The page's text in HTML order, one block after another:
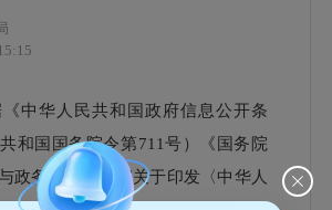
华人民共和国政府信息公开条
和国国务院令第711号）《国务院
政务公开办公室关于印发〈中华人